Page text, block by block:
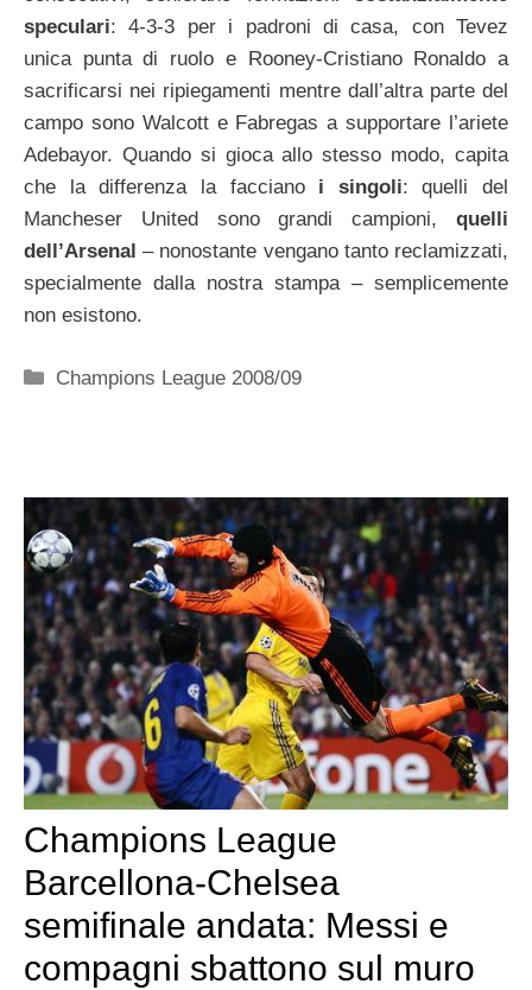
speculari: 4-3-3 per i padroni di casa, con Tevez
unica punta di ruolo e Rooney-Cristiano Ronaldo a
sacrificarsi nei ripiegamenti mentre dall’altra parte del
campo sono Walcott e Fabregas a supportare l’ariete
Adebayor. Quando si gioca allo stesso modo, capita
che la differenza la faccianoi singoli: quelli del
Mancheser United sono grandi campioni, quelli
dell’Arsenal – nonostante vengano tanto reclamizzati,
specialmente dalla nostra stampa – semplicemente
non esistono.
Categorie
Champions League 2008/09
Champions League
Barcellona-Chelsea
semifinale andata: Messi e
compagni sbattono sul muro